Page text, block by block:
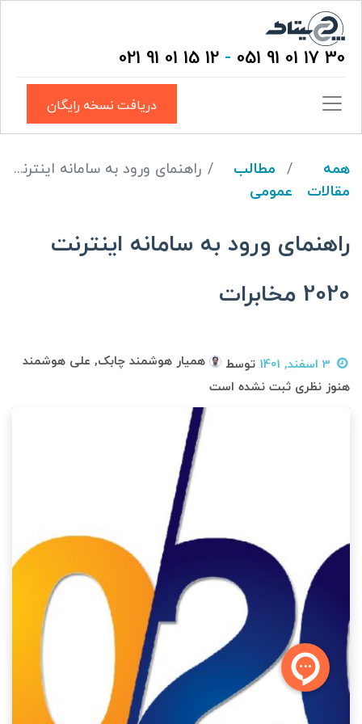
30 17 01 91 051
-
12 15 01 91 021
دریافت نسخه رایگان
همه
مقالات
مطالب
عمومی
راهنمای ورود به سامانه اینترنت 2020 مخابرات
راهنمای ورود به سامانه اینترنت
2020 مخابرات
3 اسفند, 1401 توسط
همیار هوشمند چابک, علی هوشمند
هنوز نظری ثبت نشده است